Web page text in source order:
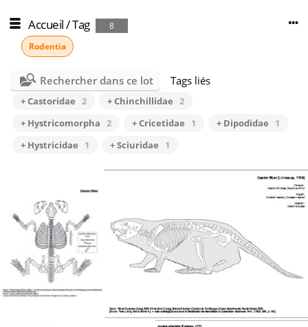
Accueil/Tag
8
Rodentia
Rechercher dans ce lot Tags liés
+ Castoridae 2 + Chinchillidae 2
+ Hystricomorpha 2 + Cricetidae 1 + Dipodidae
1
+ Hystricidae
1 + Sciuridae 1